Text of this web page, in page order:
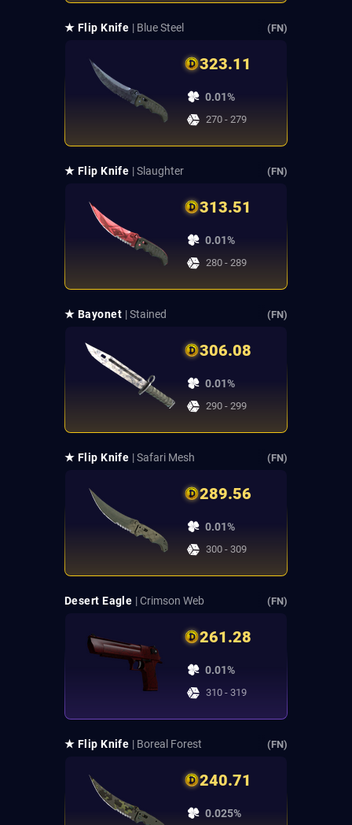
★ Flip Knife | Blue Steel (FN)
323.11
0.01%
270 - 279
★ Flip Knife | Slaughter (FN)
313.51
0.01%
280 - 289
★ Bayonet | Stained (FN)
306.08
0.01%
290 - 299
★ Flip Knife | Safari Mesh (FN)
289.56
0.01%
300 - 309
Desert Eagle | Crimson Web (FN)
261.28
0.01%
310 - 319
★ Flip Knife | Boreal Forest (FN)
240.71
0.025%